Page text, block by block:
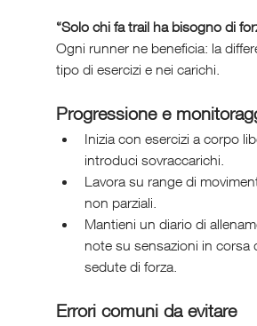
“Solo chi fa trail ha bisogno di
Ogni runner ne beneficia: la
tipo di esercizi e nei carichi.
Progressione e
Inizia con esercizi a corpo
introduci sovraccarichi.
Lavora su range di
non parziali.
Mantieni un diario di
note su sensazioni in corsa
sedute di forza.
Errori comuni da evitare